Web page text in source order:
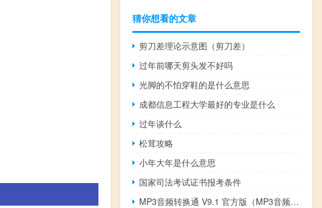
猜你想看的文章
剪刀差理论示意图（剪刀差）
过年前哪天剪头发不好吗
光脚的不怕穿鞋的是什么意思
成都信息工程大学最好的专业是什么
过年谈什么
松茸攻略
小年大年是什么意思
国家司法考试证书报考条件
MP3音频转换通 V9.1 官方版（MP3音频转换通 V9.1 官方版功能简介）